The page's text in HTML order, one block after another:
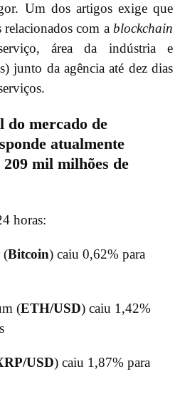
Um dos artigos exige que
relacionados com a blockchain
área da indústria e
junto da agência até dez dias
do mercado de
atualmente
mil milhões de
horas:
(Bitcoin) caiu 0,62% para
(ETH/USD) caiu 1,42%
USD) caiu 1,87% para